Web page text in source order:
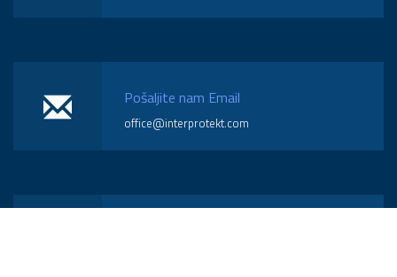
Pošaljite nam Email
office@interprotekt.com